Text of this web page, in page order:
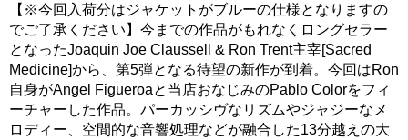
【※今回入荷分はジャケットがブルーの仕様となりますの
でご了承ください】今までの作品がもれなくロングセラー
となったJoaquin Joe Claussell & Ron Trent主宰[Sacred
Medicine]から、第5弾となる待望の新作が到着。今回はRon
自身がAngel Figueroaと当店おなじみのPablo Colorをフィ
ーチャーした作品。パーカッシヴなリズムやジャジーなメ
ロディー、空間的な音響処理などが融合した13分越えの大